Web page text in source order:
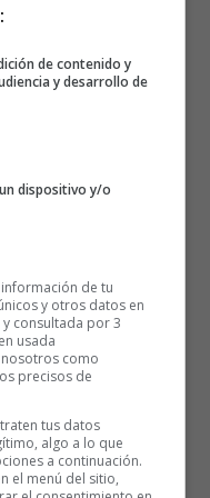
de nacimientoy
Comparte tu lista
puedan acertar
de contenido y
y desarrollo de
dispositivo y/o
de tu
y otros datos en
consultada por 3
usada
como
precisos de
tus datos
algo a lo que
a continuación.
el menú del sitio,